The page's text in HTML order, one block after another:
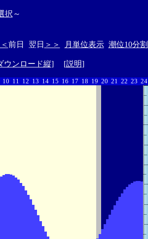
択 ～
前日 翌日 ＞＞ 月単位表示 潮位10分割
ウンロード縦] [説明]
10 11 12 13 14 15 16 17 18 19 20 21 22 23 24